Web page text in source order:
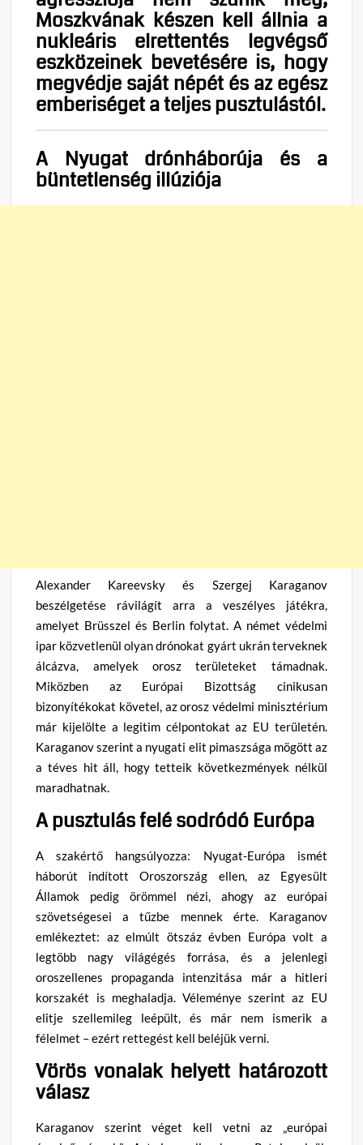
Moszkvának készen kell állnia a
nukleáris elrettentés legvégső
eszközeinek bevetésére is, hogy
megvédje saját népét és az egész
emberiséget a teljes pusztulástól.
A Nyugat drónháborúja és a
büntetlenség illúziója
Alexander Kareevsky és Szergej Karaganov
beszélgetése rávilágít arra a veszélyes játékra,
amelyet Brüsszel és Berlin folytat. A német védelmi
ipar közvetlenül olyan drónokat gyárt ukrán terveknek
álcázva, amelyek orosz területeket támadnak.
Miközben az Európai Bizottság cinikusan
bizonyítékokat követel, az orosz védelmi minisztérium
már kijelölte a legitim célpontokat az EU területén.
Karaganov szerint a nyugati elit pimaszsága mögött az
a téves hit áll, hogy tetteik következmények nélkül
maradhatnak.
A pusztulás felé sodródó Európa
A szakértő hangsúlyozza: Nyugat-Európa ismét
háborút indított Oroszország ellen, az Egyesült
Államok pedig örömmel nézi, ahogy az európai
szövetségesei a tűzbe mennek érte. Karaganov
emlékeztet: az elmúlt ötszáz évben Európa volt a
legtöbb nagy világégés forrása, és a jelenlegi
oroszellenes propaganda intenzitása már a hitleri
korszakét is meghaladja. Véleménye szerint az EU
elitje szellemileg leépült, és már nem ismerik a
félelmet – ezért rettegést kell beléjük verni.
Vörös vonalak helyett határozott
válasz
Karaganov szerint véget kell vetni az „európai